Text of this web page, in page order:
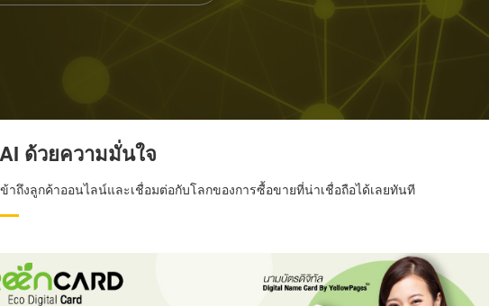
ด้วยความมั่นใจ
ถึงลูกค้าออนไลน์และเชื่อมต่อกับโลกของการซื้อขายที่น่าเชื่อถือได้เลยทันที